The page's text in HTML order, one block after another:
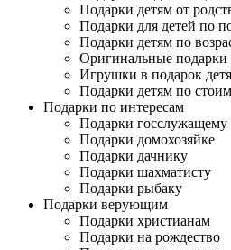
Подарки детям от
Подарки для детей по
Подарки детям по
Оригинальные подарки
Игрушки в подарок
Подарки детям по
Подарки по интересам
Подарки госслужащему
Подарки домохозяйке
Подарки дачнику
Подарки шахматисту
Подарки рыбаку
Подарки верующим
Подарки христианам
Подарки на рождество